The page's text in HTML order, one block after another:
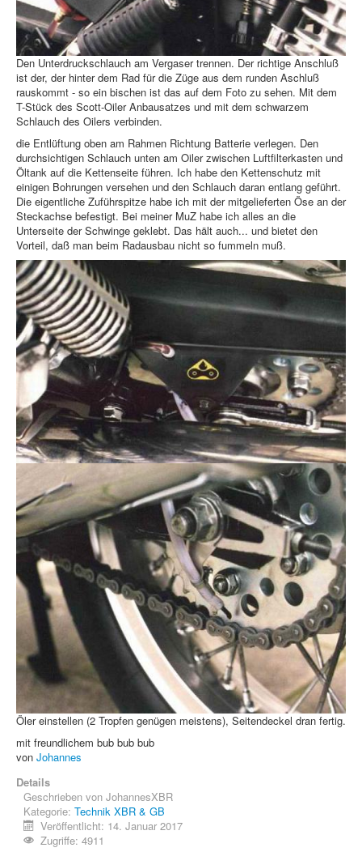
Den Unterdruckschlauch am Vergaser trennen. Der richtige Anschluß
ist der, der hinter dem Rad für die Züge aus dem runden Aschluß
rauskommt - so ein bischen ist das auf dem Foto zu sehen. Mit dem
T-Stück des Scott-Oiler Anbausatzes und mit dem schwarzem
Schlauch des Oilers verbinden.
die Entlüftung oben am Rahmen Richtung Batterie verlegen. Den
durchsichtigen Schlauch unten am Oiler zwischen Luftfilterkasten und
Öltank auf die Kettenseite führen. Ich habe den Kettenschutz mit
einigen Bohrungen versehen und den Schlauch daran entlang geführt.
Die eigentliche Zuführspitze habe ich mit der mitgelieferten Öse an der
Steckachse befestigt. Bei meiner MuZ habe ich alles an die
Unterseite der Schwinge geklebt. Das hält auch... und bietet den
Vorteil, daß man beim Radausbau nicht so fummeln muß.
Öler einstellen (2 Tropfen genügen meistens), Seitendeckel dran fertig.
mit freundlichem bub bub bub
von Johannes
Details
Geschrieben von JohannesXBR
Kategorie: Technik XBR & GB
Veröffentlicht: 14. Januar 2017
Zugriffe: 4911